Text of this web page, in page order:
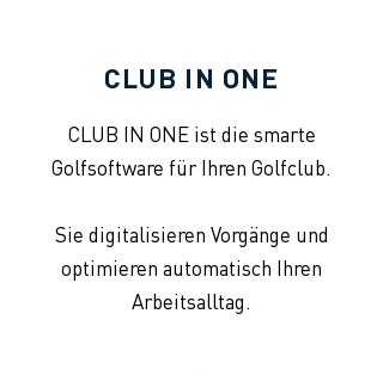
CLUB IN ONE
CLUB IN ONE ist die smarte
Golfsoftware für Ihren Golfclub.
Sie digitalisieren Vorgänge und
optimieren automatisch Ihren
Arbeitsalltag.